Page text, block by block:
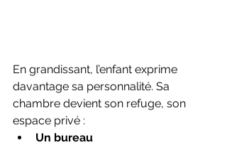
En grandissant, l’enfant exprime
davantage sa personnalité. Sa
chambre devient son refuge, son
espace privé :
Un bureau